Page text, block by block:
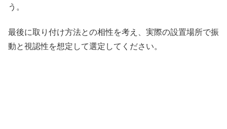
う。
最後に取り付け方法との相性を考え、実際の設置場所で振
動と視認性を想定して選定してください。